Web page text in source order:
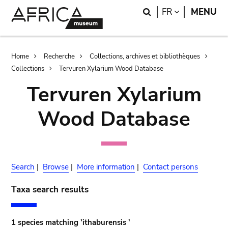
Search
FR LANGUAGE
MENU
Breadcrumb
Home Recherche
Collections, archives et bibliothèques
Collections
Tervuren Xylarium Wood Database
Tervuren Xylarium
Wood Database
Search | Browse | More information | Contact persons
Taxa search results
1 species matching 'ithaburensis '